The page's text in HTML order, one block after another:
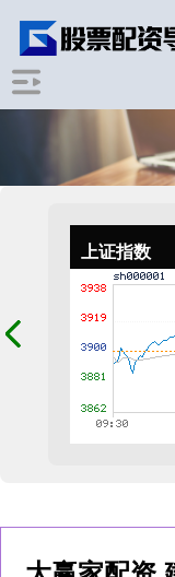
上证指数